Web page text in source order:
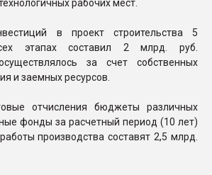
рабочих мест.
в проект строительства 5
этапах составил 2 млрд. руб.
за счет собственных
и заемных ресурсов.
отчисления бюджеты различных
фонды за расчетный период (10 лет)
производства составят 2,5 млрд.